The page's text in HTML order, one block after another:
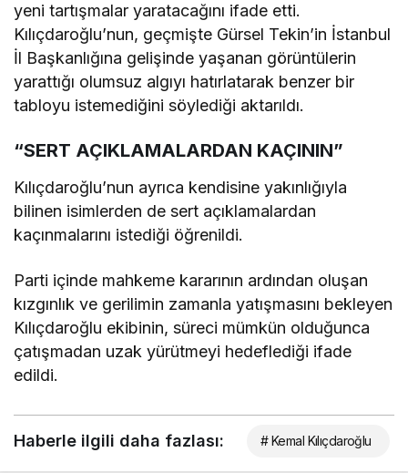
yeni tartışmalar yaratacağını ifade etti.
Kılıçdaroğlu’nun, geçmişte Gürsel Tekin’in İstanbul
İl Başkanlığına gelişinde yaşanan görüntülerin
yarattığı olumsuz algıyı hatırlatarak benzer bir
tabloyu istemediğini söylediği aktarıldı.
“SERT AÇIKLAMALARDAN KAÇININ”
Kılıçdaroğlu’nun ayrıca kendisine yakınlığıyla
bilinen isimlerden de sert açıklamalardan
kaçınmalarını istediği öğrenildi.
Parti içinde mahkeme kararının ardından oluşan
kızgınlık ve gerilimin zamanla yatışmasını bekleyen
Kılıçdaroğlu ekibinin, süreci mümkün olduğunca
çatışmadan uzak yürütmeyi hedeflediği ifade
edildi.
Haberle ilgili daha fazlası: # Kemal Kılıçdaroğlu